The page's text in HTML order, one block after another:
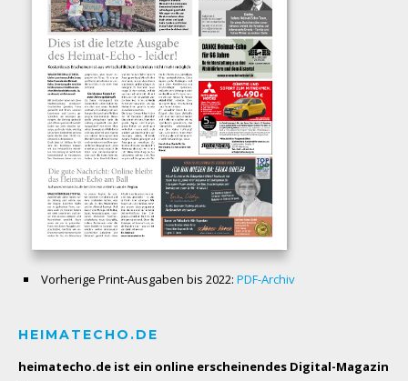
Vorherige Print-Ausgaben bis 2022: PDF-Archiv
HEIMATECHO.DE
heimatecho.de ist ein online erscheinendes Digital-Magazin